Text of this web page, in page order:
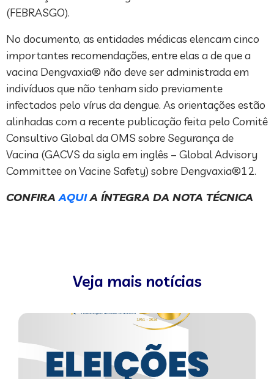
(FEBRASGO).
No documento, as entidades médicas elencam cinco
importantes recomendações, entre elas a de que a
vacina Dengvaxia® não deve ser administrada em
indivíduos que não tenham sido previamente
infectados pelo vírus da dengue. As orientações estão
alinhadas com a recente publicação feita pelo Comitê
Consultivo Global da OMS sobre Segurança de
Vacina (GACVS da sigla em inglês – Global Advisory
Committee on Vacine Safety) sobre Dengvaxia®12.
CONFIRAAQUIA ÍNTEGRA DA NOTA TÉCNICA
Veja mais notícias